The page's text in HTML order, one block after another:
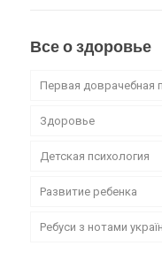
Все о здоровье
Первая
Здоровье
Детская психология
Развитие ребенка
Ребуси з нотами